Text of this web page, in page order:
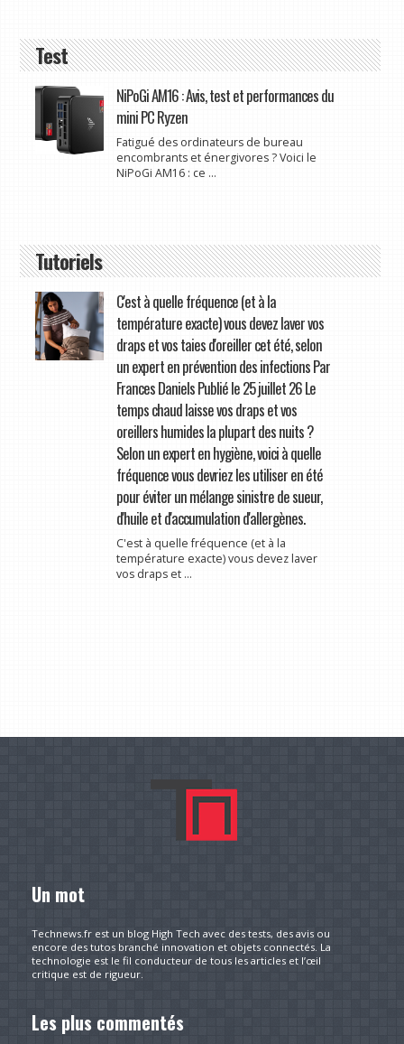
Test
NiPoGi AM16 : Avis, test et performances du
mini PC Ryzen
Fatigué des ordinateurs de bureau
encombrants et énergivores ? Voici le
NiPoGi AM16 : ce ...
Tutoriels
C'est à quelle fréquence (et à la
température exacte) vous devez laver vos
draps et vos taies d'oreiller cet été, selon
un expert en prévention des infections Par
Frances Daniels Publié le 25 juillet 26 Le
temps chaud laisse vos draps et vos
oreillers humides la plupart des nuits ?
Selon un expert en hygiène, voici à quelle
fréquence vous devriez les utiliser en été
pour éviter un mélange sinistre de sueur,
d'huile et d'accumulation d'allergènes.
C'est à quelle fréquence (et à la
température exacte) vous devez laver
vos draps et ...
Un mot
Technews.fr est un blog High Tech avec des tests, des avis ou
encore des tutos branché innovation et objets connectés. La
technologie est le fil conducteur de tous les articles et l’œil
critique est de rigueur.
Les plus commentés